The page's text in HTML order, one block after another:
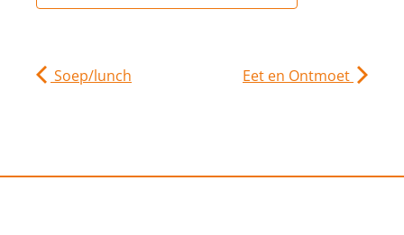
Soep/lunch Eet en Ontmoet